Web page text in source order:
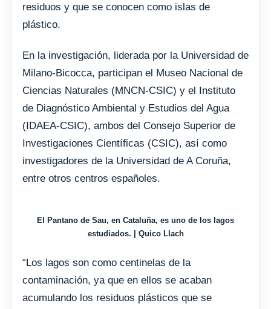
residuos y que se conocen como islas de
plástico.
En la investigación, liderada por la Universidad de
Milano-Bicocca, participan el Museo Nacional de
Ciencias Naturales (MNCN-CSIC) y el Instituto
de Diagnóstico Ambiental y Estudios del Agua
(IDAEA-CSIC), ambos del Consejo Superior de
Investigaciones Científicas (CSIC), así como
investigadores de la Universidad de A Coruña,
entre otros centros españoles.
El Pantano de Sau, en Cataluña, es uno de los lagos
estudiados. | Quico Llach
“Los lagos son como centinelas de la
contaminación, ya que en ellos se acaban
acumulando los residuos plásticos que se